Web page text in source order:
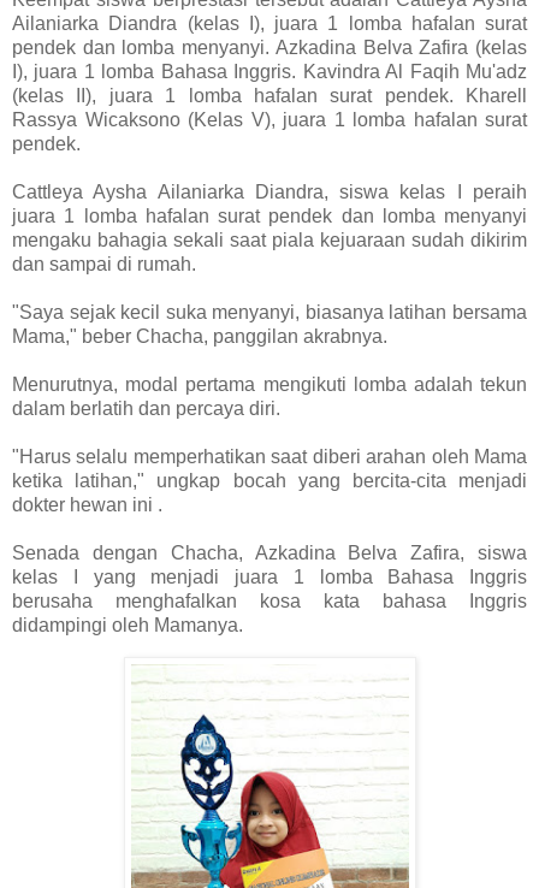
Ailaniarka Diandra (kelas I), juara 1 lomba hafalan surat
pendek dan lomba menyanyi. Azkadina Belva Zafira (kelas
I), juara 1 lomba Bahasa Inggris. Kavindra Al Faqih Mu'adz
(kelas II), juara 1 lomba hafalan surat pendek. Kharell
Rassya Wicaksono (Kelas V), juara 1 lomba hafalan surat
pendek.
Cattleya Aysha Ailaniarka Diandra, siswa kelas I peraih
juara 1 lomba hafalan surat pendek dan lomba menyanyi
mengaku bahagia sekali saat piala kejuaraan sudah dikirim
dan sampai di rumah.
"Saya sejak kecil suka menyanyi, biasanya latihan bersama
Mama," beber Chacha, panggilan akrabnya.
Menurutnya, modal pertama mengikuti lomba adalah tekun
dalam berlatih dan percaya diri.
"Harus selalu memperhatikan saat diberi arahan oleh Mama
ketika latihan," ungkap bocah yang bercita-cita menjadi
dokter hewan ini .
Senada dengan Chacha, Azkadina Belva Zafira, siswa
kelas I yang menjadi juara 1 lomba Bahasa Inggris
berusaha menghafalkan kosa kata bahasa Inggris
didampingi oleh Mamanya.